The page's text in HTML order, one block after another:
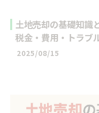
土地売却の基礎知識
税金・費用・トラブ
2025/08/15